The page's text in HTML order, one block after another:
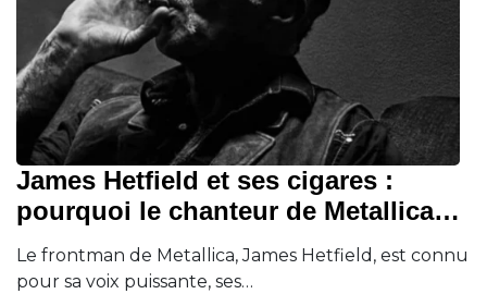
James Hetfield et ses cigares :
pourquoi le chanteur de Metallica…
Le frontman de Metallica, James Hetfield, est connu
pour sa voix puissante, ses…